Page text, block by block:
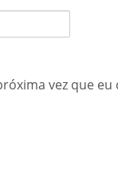
vez que eu